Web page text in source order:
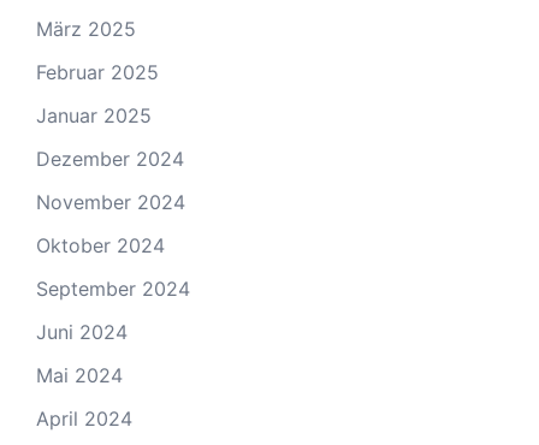
März 2025
Februar 2025
Januar 2025
Dezember 2024
November 2024
Oktober 2024
September 2024
Juni 2024
Mai 2024
April 2024